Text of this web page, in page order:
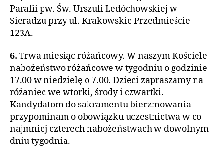
Parafii pw. Św. Urszuli Ledóchowskiej w
Sieradzu przy ul. Krakowskie Przedmieście
123A.
6. Trwa miesiąc różańcowy. W naszym Kościele
nabożeństwo różańcowe w tygodniu o godzinie
17.00 w niedzielę o 7.00. Dzieci zapraszamy na
różaniec we wtorki, środy i czwartki.
Kandydatom do sakramentu bierzmowania
przypominam o obowiązku uczestnictwa w co
najmniej czterech nabożeństwach w dowolnym
dniu tygodnia.